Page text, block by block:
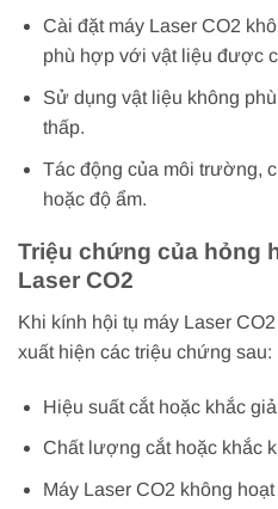
Cài đặt máy Laser CO2
phù hợp với vật liệu được
Sử dụng vật liệu không
thấp.
Tác động của môi trường,
hoặc độ ẩm.
Triệu chứng của hỏng
Laser CO2
Khi kính hội tụ máy Laser
xuất hiện các triệu chứng sau:
Hiệu suất cắt hoặc khắc
Chất lượng cắt hoặc khắc
Máy Laser CO2 không